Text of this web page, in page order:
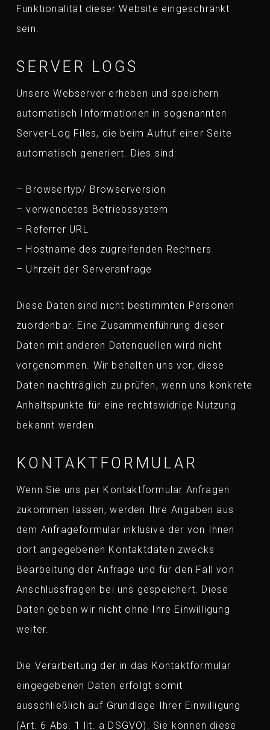
Funktionalität dieser Website eingeschränkt
sein.
SERVER LOGS
Unsere Webserver erheben und speichern
automatisch Informationen in sogenannten
Server-Log Files, die beim Aufruf einer Seite
automatisch generiert. Dies sind:
– Browsertyp/ Browserversion
– verwendetes Betriebssystem
– Referrer URL
– Hostname des zugreifenden Rechners
– Uhrzeit der Serveranfrage
Diese Daten sind nicht bestimmten Personen
zuordenbar. Eine Zusammenführung dieser
Daten mit anderen Datenquellen wird nicht
vorgenommen. Wir behalten uns vor, diese
Daten nachträglich zu prüfen, wenn uns konkrete
Anhaltspunkte für eine rechtswidrige Nutzung
bekannt werden.
KONTAKTFORMULAR
Wenn Sie uns per Kontaktformular Anfragen
zukommen lassen, werden Ihre Angaben aus
dem Anfrageformular inklusive der von Ihnen
dort angegebenen Kontaktdaten zwecks
Bearbeitung der Anfrage und für den Fall von
Anschlussfragen bei uns gespeichert. Diese
Daten geben wir nicht ohne Ihre Einwilligung
weiter.
Die Verarbeitung der in das Kontaktformular
eingegebenen Daten erfolgt somit
ausschließlich auf Grundlage Ihrer Einwilligung
(Art. 6 Abs. 1 lit. a DSGVO). Sie können diese